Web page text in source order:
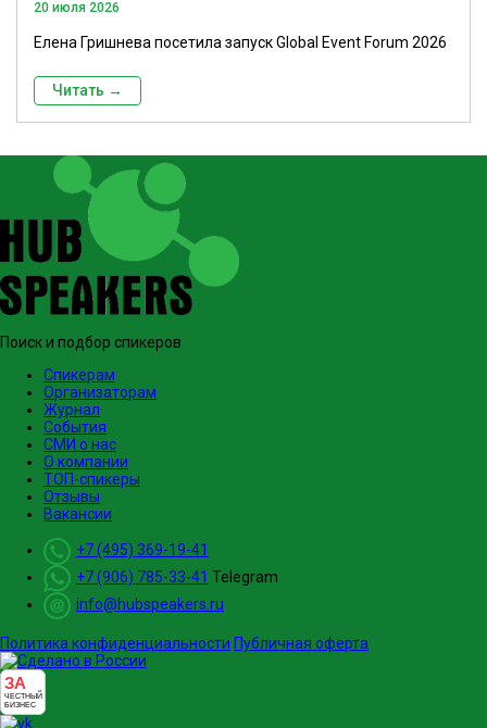
20 июля 2026
Елена Гришнева посетила запуск Global Event Forum 2026
Читать →
Поиск и подбор спикеров
Спикерам
Организаторам
Журнал
События
СМИ о нас
О компании
ТОП-спикеры
Отзывы
Вакансии
+7 (495) 369-19-41
+7 (906) 785-33-41 Telegram
info@hubspeakers.ru
Политика конфиденциальности Публичная оферта
ЗА
ЧЕСТНЫЙ
БИЗНЕС